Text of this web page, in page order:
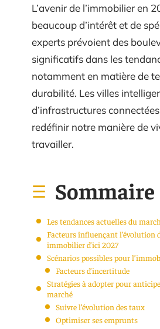
L’avenir de l’immobilier en
beaucoup d’intérêt et de
experts prévoient des
significatifs dans les
notamment en matière de
durabilité. Les villes
d’infrastructures
redéfinir notre manière de
travailler.
Sommaire
Les tendances actuelles du
Facteurs influençant l’évolution
immobilier d’ici 2027
Scénarios possibles pour
Facteurs d’incertitude
Stratégies à adopter pour
marché
Suivre l’évolution des taux
Optimiser ses emprunts